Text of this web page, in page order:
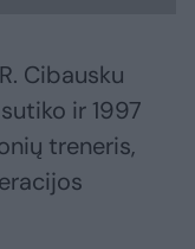
Cibausku
ir 1997
treneris,